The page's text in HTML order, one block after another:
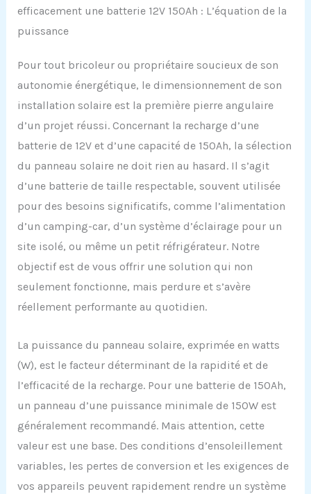
efficacement une batterie 12V 150Ah : L’équation de la
puissance
Pour tout bricoleur ou propriétaire soucieux de son
autonomie énergétique, le dimensionnement de son
installation solaire est la première pierre angulaire
d’un projet réussi. Concernant la recharge d’une
batterie de 12V et d’une capacité de 150Ah, la sélection
du panneau solaire ne doit rien au hasard. Il s’agit
d’une batterie de taille respectable, souvent utilisée
pour des besoins significatifs, comme l’alimentation
d’un camping-car, d’un système d’éclairage pour un
site isolé, ou même un petit réfrigérateur. Notre
objectif est de vous offrir une solution qui non
seulement fonctionne, mais perdure et s’avère
réellement performante au quotidien.
La puissance du panneau solaire, exprimée en watts
(W), est le facteur déterminant de la rapidité et de
l’efficacité de la recharge. Pour une batterie de 150Ah,
un panneau d’une puissance minimale de 150W est
généralement recommandé. Mais attention, cette
valeur est une base. Des conditions d’ensoleillement
variables, les pertes de conversion et les exigences de
vos appareils peuvent rapidement rendre un système